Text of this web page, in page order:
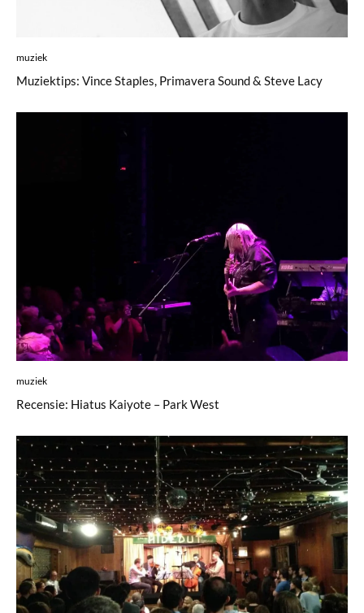
muziek
Muziektips: Vince Staples, Primavera Sound & Steve Lacy
muziek
Recensie: Hiatus Kaiyote – Park West